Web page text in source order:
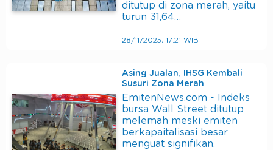
ditutup di zona merah, yaitu
turun 31,64…
28/11/2025, 17:21 WIB
Asing Jualan, IHSG Kembali
Susuri Zona Merah
EmitenNews.com - Indeks
bursa Wall Street ditutup
melemah meski emiten
berkapaitalisasi besar
menguat signifikan.